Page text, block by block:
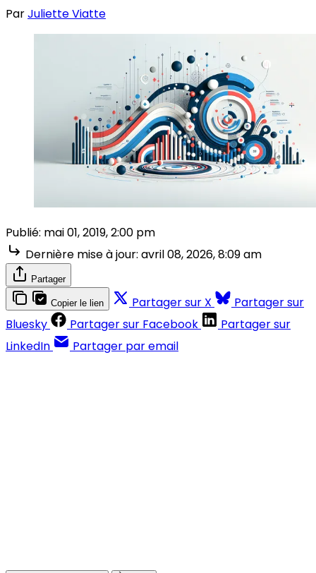
ParJuliette Viatte
Publié: mai 01, 2019, 2:00 pm
Dernière mise à jour: avril 08, 2026, 8:09 am
Partager
Copier le lien Partager sur X
Partager sur
Bluesky
Partager sur Facebook
Partager sur
LinkedIn
Partager par email